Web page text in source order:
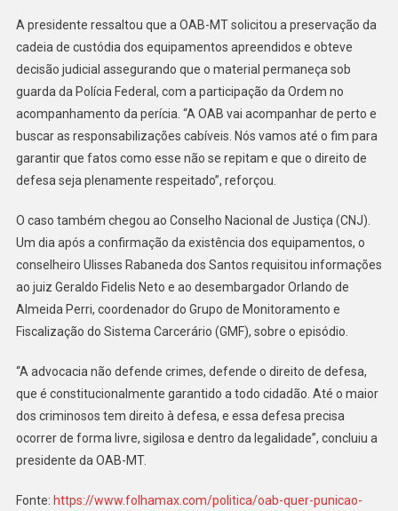
A presidente ressaltou que a OAB-MT solicitou a preservação da
cadeia de custódia dos equipamentos apreendidos e obteve
decisão judicial assegurando que o material permaneça sob
guarda da Polícia Federal, com a participação da Ordem no
acompanhamento da perícia. “A OAB vai acompanhar de perto e
buscar as responsabilizações cabíveis. Nós vamos até o fim para
garantir que fatos como esse não se repitam e que o direito de
defesa seja plenamente respeitado”, reforçou.
O caso também chegou ao Conselho Nacional de Justiça (CNJ).
Um dia após a confirmação da existência dos equipamentos, o
conselheiro Ulisses Rabaneda dos Santos requisitou informações
ao juiz Geraldo Fidelis Neto e ao desembargador Orlando de
Almeida Perri, coordenador do Grupo de Monitoramento e
Fiscalização do Sistema Carcerário (GMF), sobre o episódio.
“A advocacia não defende crimes, defende o direito de defesa,
que é constitucionalmente garantido a todo cidadão. Até o maior
dos criminosos tem direito à defesa, e essa defesa precisa
ocorrer de forma livre, sigilosa e dentro da legalidade”, concluiu a
presidente da OAB-MT.
Fonte: https://www.folhamax.com/politica/oab-quer-punicao-